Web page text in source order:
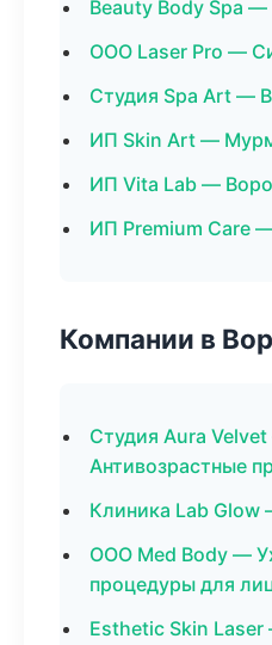
Beauty Body Spa
ООО Laser Pro —
Студия Spa Art —
ИП Skin Art —
ИП Vita Lab —
ИП Premium Care
Компании в
Студия Aura
Антивозрастные
Клиника Lab
ООО Med Body —
процедуры для
Esthetic Skin